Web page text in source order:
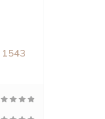
1543